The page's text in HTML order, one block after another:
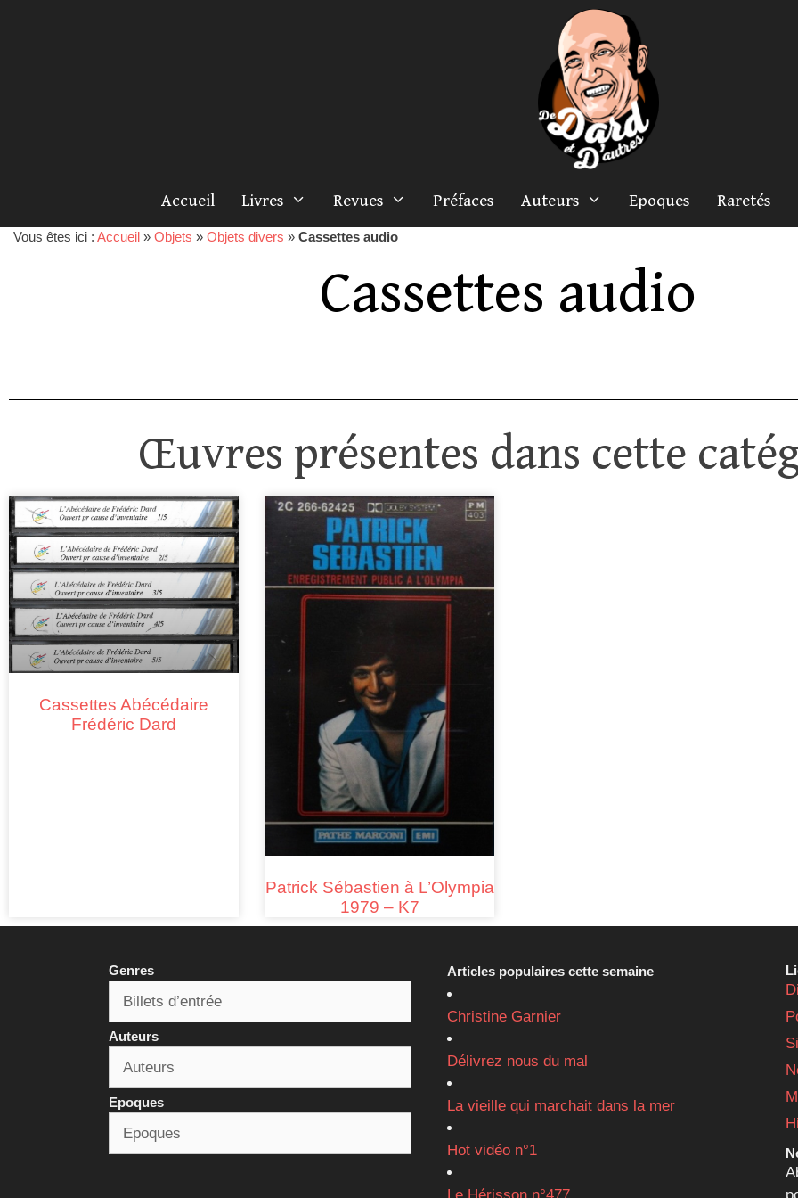
Accueil Livres Revues Préfaces Auteurs Epoques Raretés
Vous êtes ici : Accueil » Objets » Objets divers » Cassettes audio
Cassettes audio
Œuvres présentes dans cette
Cassettes Abécédaire
Frédéric Dard
Patrick Sébastien à L’Olympia
1979 – K7
Genres
Auteurs
Epoques
Articles populaires cette semaine
Christine Garnier
Délivrez nous du mal
La vieille qui marchait dans la mer
Hot vidéo n°1